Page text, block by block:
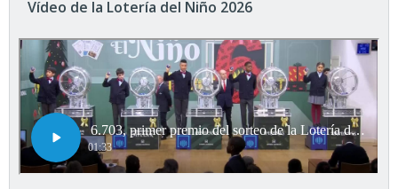
Vídeo de la Lotería del Niño 2026